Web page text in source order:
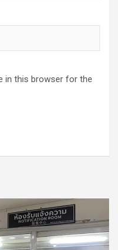
in this browser for the